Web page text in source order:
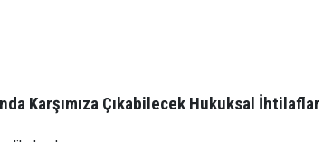
Karşımıza Çıkabilecek Hukuksal İhtilaflar